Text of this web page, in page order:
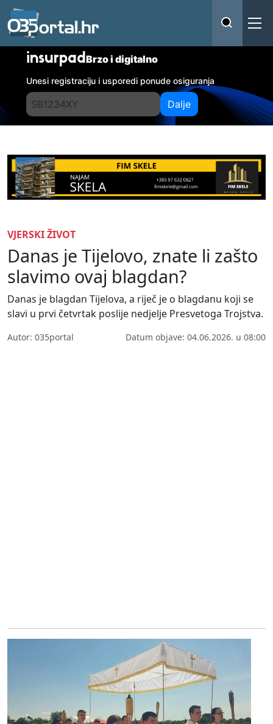
insurpadBrzo i digitalno
Unesi registraciju i usporedi ponude osiguranja
Dalje
VJERSKI ŽIVOT
Danas je Tijelovo, znate li zašto
slavimo ovaj blagdan?
Danas je blagdan Tijelova, a riječ je o blagdanu koji se
slavi u prvi četvrtak poslije nedjelje Presvetoga Trojstva.
Autor: 035portal Datum objave: 04.06.2026. u 08:00